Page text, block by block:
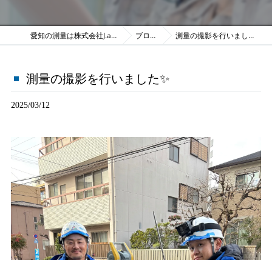
愛知の測量は株式会社J.ace ブログ 測量の撮影を行いました✨️
測量の撮影を行いました✨️
2025/03/12